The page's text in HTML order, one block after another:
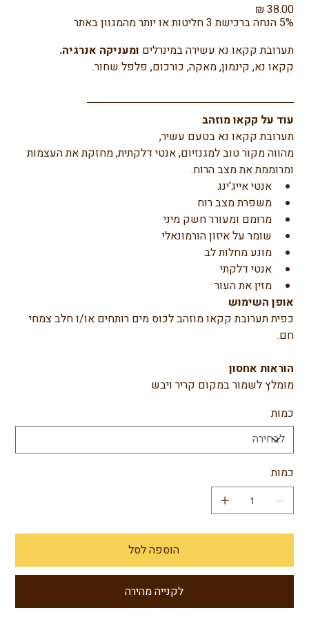
מחיר ‏38.00 ‏₪
5% הנחה ברכישת 3 חליטות או יותר מהמגוון באתר
תערובת קקאו נא עשירה במינרלים ומעניקה אנרגיה.
קקאו נא, קינמון, מאקה, כורכום, פלפל שחור.
עוד על קקאו מוזהב
תערובת קקאו נא בטעם עשיר,
מהווה מקור טוב למגנזיום, אנטי דלקתית, מחזקת את העצמות
ומרוממת את מצב הרוח.
אנטי אייג'ינג
משפרת מצב רוח
מרומם ומעורר חשק מיני
שומר על איזון הורמונאלי
מונע מחלות לב
אנטי דלקתי
מזין את העור
אופן השימוש
כפית תערובת קקאו מוזהב לכוס מים רותחים או/ו חלב צמחי
חם.
הוראות אחסון
מומלץ לשמור במקום קריר ויבש
כמות
כמות
הוספה לסל
לקנייה מהירה